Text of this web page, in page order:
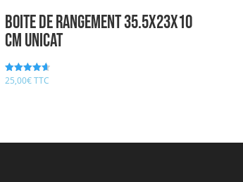
boite de rangement 35.5x23x10
cm UNICAT
Note
4.67
25,00€ TTC